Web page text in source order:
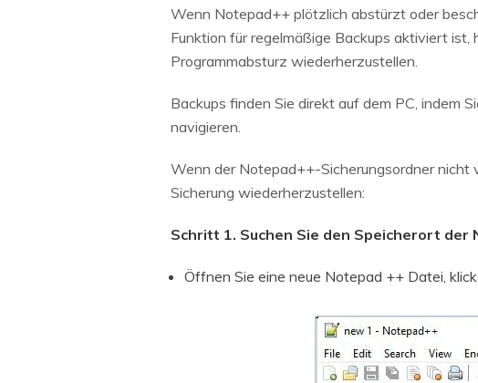
Wenn Notepad++ plötzlich abstürzt oder
Funktion für regelmäßige Backups aktiviert
Programmabsturz wiederherzustellen.
Backups finden Sie direkt auf dem PC, indem
navigieren.
Wenn der Notepad++-Sicherungsordner nicht
Sicherung wiederherzustellen:
Schritt 1. Suchen Sie den Speicherort der
Öffnen Sie eine neue Notepad ++ Datei,